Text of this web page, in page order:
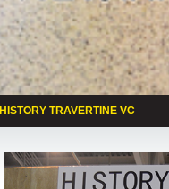
HISTORY TRAVERTINE VC